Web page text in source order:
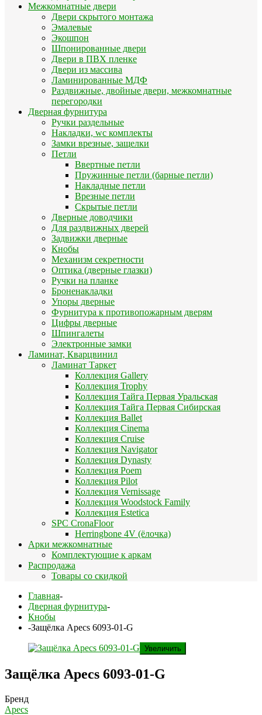
Межкомнатные двери
Двери скрытого монтажа
Эмалевые
Экошпон
Шпонированные двери
Двери в ПВХ пленке
Двери из массива
Ламинированные МДФ
Раздвижные, двойные двери, межкомнатные
перегородки
Дверная фурнитура
Ручки раздельные
Накладки, wc комплекты
Замки врезные, защелки
Петли
Ввертные петли
Пружинные петли (барные петли)
Накладные петли
Врезные петли
Скрытые петли
Дверные доводчики
Для раздвижных дверей
Задвижки дверные
Кнобы
Механизм секретности
Оптика (дверные глазки)
Ручки на планке
Броненакладки
Упоры дверные
Фурнитура к противопожарным дверям
Цифры дверные
Шпингалеты
Электронные замки
Ламинат, Кварцвинил
Ламинат Таркет
Коллекция Gallery
Коллекция Trophy
Коллекция Тайга Первая Уральская
Коллекция Тайга Первая Сибирская
Коллекция Ballet
Коллекция Cinema
Коллекция Cruise
Коллекция Navigator
Коллекция Dynasty
Коллекция Poem
Коллекция Pilot
Коллекция Vernissage
Коллекция Woodstock Family
Коллекция Estetica
SPC CronaFloor
Herringbone 4V (ёлочка)
Арки межкомнатные
Комплектующие к аркам
Распродажа
Товары со скидкой
Главная-
Дверная фурнитура-
Кнобы
-Защёлка Apecs 6093-01-G
Увеличить
Защёлка Apecs 6093-01-G
Бренд
Apecs